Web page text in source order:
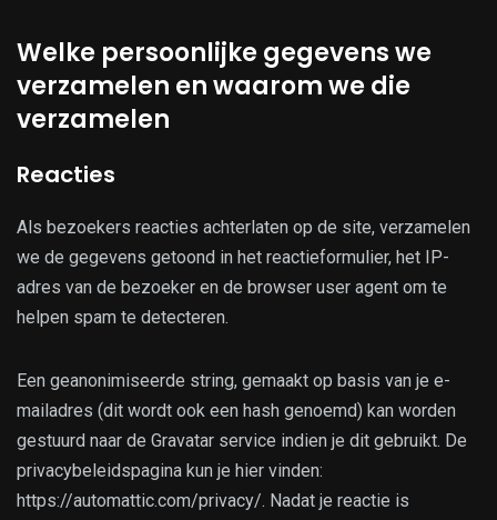
Welke persoonlijke gegevens we
verzamelen en waarom we die
verzamelen
Reacties
Als bezoekers reacties achterlaten op de site, verzamelen
we de gegevens getoond in het reactieformulier, het IP-
adres van de bezoeker en de browser user agent om te
helpen spam te detecteren.
Een geanonimiseerde string, gemaakt op basis van je e-
mailadres (dit wordt ook een hash genoemd) kan worden
gestuurd naar de Gravatar service indien je dit gebruikt. De
privacybeleidspagina kun je hier vinden:
https://automattic.com/privacy/. Nadat je reactie is